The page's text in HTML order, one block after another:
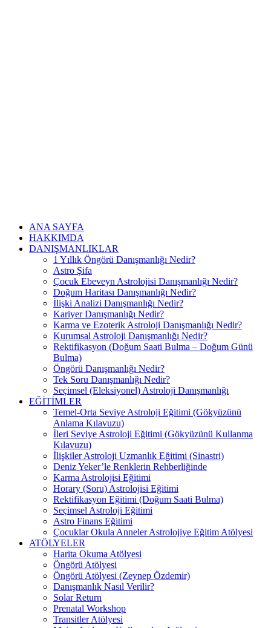
ANA SAYFA
HAKKIMDA
DANIŞMANLIKLAR
1 Yıllık Öngörü Danışmanlığı Nedir?
Astro Şifa
Çocuk Ebeveyn Astrolojisi Danışmanlığı Nedir?
Doğum Haritası Danışmanlığı Nedir?
İlişki Analizi Danışmanlığı Nedir?
Kariyer Danışmanlığı Nedir?
Karma ve Ezoterik Astroloji Danışmanlığı Nedir?
Kurumsal Astroloji Danışmanlığı Nedir?
Rektifikasyon (Doğum Saati Bulma – Doğum Günü
Bulma)
Öngörü Danışmanlığı Nedir?
Tek Soru Danışmanlığı Nedir?
Seçimsel (Eleksiyonel) Astroloji Danışmanlığı
EĞİTİMLER
Temel-Orta Seviye Astroloji Eğitimi (Gökyüzünü
Anlama Kılavuzu)
İleri Seviye Astroloji Eğitimi (Gökyüzünü Kullanma
Kılavuzu)
İlişkiler Astroloji Uzmanlık Eğitimi (Sinastri)
Deniz Yeker’le Renklerin Rehberliğinde
Karma Astrolojisi Eğitimi
Horary (Soru) Astrolojisi Eğitimi
Rektifikasyon Eğitimi (Doğum Saati Bulma)
Seçimsel Astroloji Eğitimi
Astro Finans Eğitimi
Çocuklar Okula Anneler Astrolojiye Eğitim Atölyesi
ATÖLYELER
Harita Okuma Atölyesi
Öngörü Atölyesi
Öngörü Atölyesi (Zeynep Özdemir)
Danışmanlık Nasıl Verilir?
Solar Return
Prenatal Workshop
Transitler Atölyesi